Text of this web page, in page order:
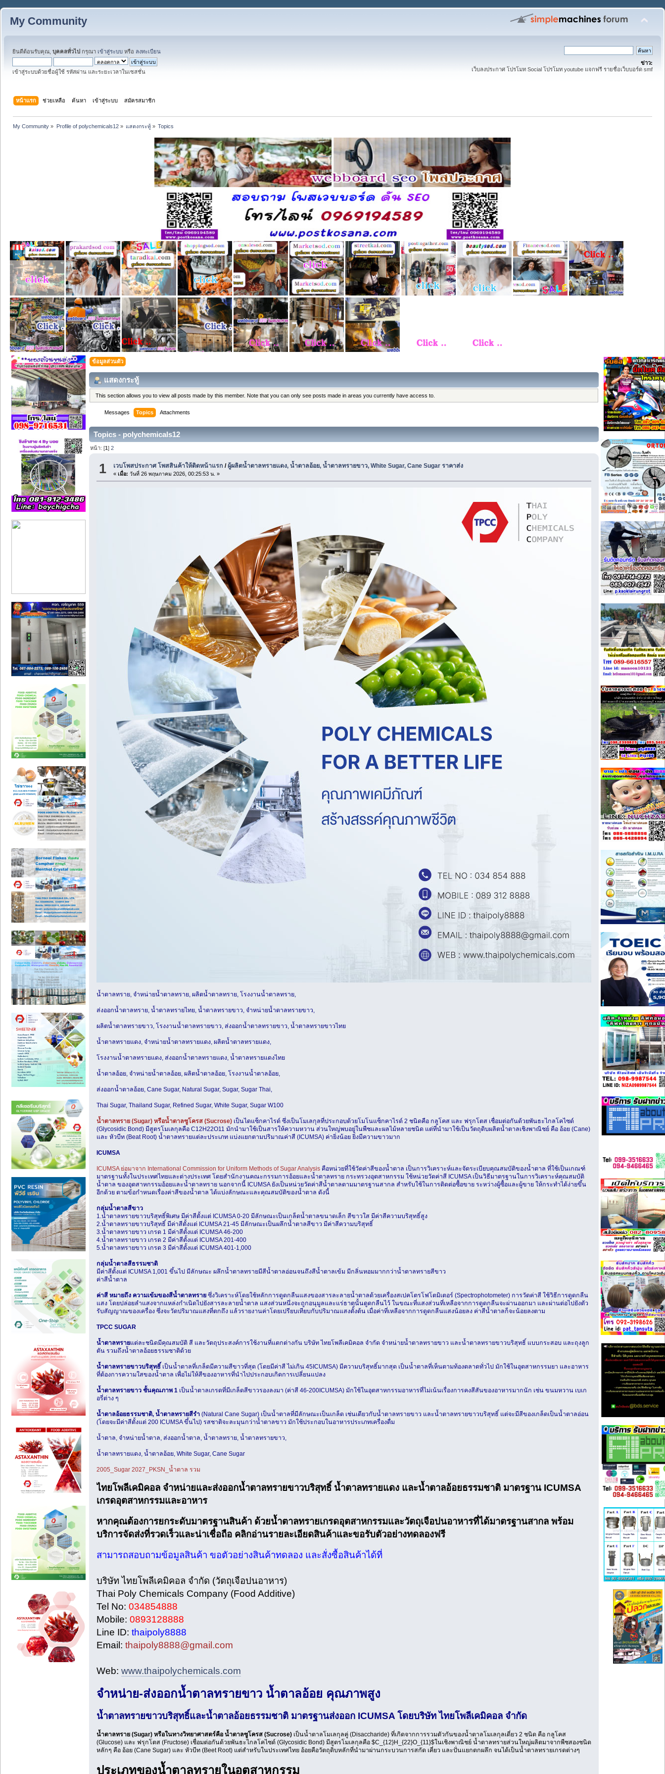
My Community
ยินดีต้อนรับคุณ, บุคคลทั่วไป กรุณา เข้าสู่ระบบ หรือ ลงทะเบียน
เข้าสู่ระบบด้วยชื่อผู้ใช้ รหัสผ่าน และระยะเวลาในเซสชั่น
ข่าว:
เว็บลงประกาศ โปรโมท Social โปรโมท youtube แจกฟรี รายชื่อเว็บบอร์ด smf
หน้าแรก ช่วยเหลือ ค้นหา เข้าสู่ระบบ สมัครสมาชิก
My Community » Profile of polychemicals12» แสดงกระทู้» Topics
ข้อมูลส่วนตัว
แสดงกระทู้
This section allows you to view all posts made by this member. Note that you can only see posts made in areas you currently have access to.
Messages Topics Attachments
Topics - polychemicals12
หน้า: [1]2
1 เวบโพสประกาศ โพสสินค้าให้ติดหน้าแรก /ผู้ผลิตน้ำตาลทรายแดง, น้ำตาลอ้อย, น้ำตาลทรายขาว, White Sugar, Cane Sugar ราคาส่ง
«เมื่อ: วันที่ 26 พฤษภาคม 2026, 00:25:53 น. »
น้ำตาลทราย, จำหน่ายน้ำตาลทราย, ผลิตน้ำตาลทราย, โรงงานน้ำตาลทราย,
ส่งออกน้ำตาลทราย, น้ำตาลทรายไทย, น้ำตาลทรายขาว, จำหน่ายน้ำตาลทรายขาว,
ผลิตน้ำตาลทรายขาว, โรงงานน้ำตาลทรายขาว, ส่งออกน้ำตาลทรายขาว, น้ำตาลทรายขาวไทย
น้ำตาลทรายแดง, จำหน่ายน้ำตาลทรายแดง, ผลิตน้ำตาลทรายแดง,
โรงงานน้ำตาลทรายแดง, ส่งออกน้ำตาลทรายแดง, น้ำตาลทรายแดงไทย
น้ำตาลอ้อย, จำหน่ายน้ำตาลอ้อย, ผลิตน้ำตาลอ้อย, โรงงานน้ำตาลอ้อย,
ส่งออกน้ำตาลอ้อย, Cane Sugar, Natural Sugar, Sugar, Sugar Thai,
Thai Sugar, Thailand Sugar, Refined Sugar, White Sugar, Sugar W100
น้ำตาลทราย (Sugar) หรือน้ำตาลซูโครส (Sucrose)เป็นไดแซ็กคาไรด์ ซึ่งเป็นโมเลกุลที่ประกอบด้วยโมโนแซ็กคาไรด์ 2 ชนิดคือ กลูโคส และ ฟรุกโตส เชื่อมต่อกันด้วยพันธะไกลโคไซด์
(Glycosidic Bond) มีสูตรโมเลกุลคือ C12H22O11 มักนำมาใช้เป็นสารให้ความหวาน ส่วนใหญ่พบอยู่ในพืชและผลไม้หลายชนิด แต่ที่นำมาใช้เป็นวัตถุดิบผลิตน้ำตาลเชิงพาณิชย์ คือ อ้อย (Cane)
และ หัวบีท (Beat Root) น้ำตาลทรายแต่ละประเภท แบ่งแยกตามปริมาณค่าสี (ICUMSA) ค่ายิ่งน้อย ยิ่งมีความขาวมาก
ICUMSA
ICUMSA ย่อมาจาก International Commission for Uniform Methods of Sugar Analysisคือหน่วยที่ใช้วัดค่าสีของน้ำตาล เป็นการวิเคราะห์และจัดระเบียบคุณสมบัติของน้ำตาล ที่ใช้เป็นเกณฑ์
มาตรฐานทั้งในประเทศไทยและต่างประเทศ โดยสำนักงานคณะกรรมการอ้อยและน้ำตาลทราย กระทรวงอุตสาหกรรม ใช้หน่วยวัดค่าสี ICUMSA เป็นวิธีมาตรฐานในการวิเคราะห์คุณสมบัติ
น้ำตาล ของอุตสาหกรรมอ้อยและน้ำตาลทราย นอกจากนี้ ICUMSA ยังเป็นหน่วยวัดค่าสีน้ำตาลตามมาตรฐานสากล สำหรับใช้ในการติดต่อซื้อขาย ระหว่างผู้ซื้อและผู้ขาย ให้กระทำได้ง่ายขึ้น
อีกด้วย ตามข้อกำหนดเรื่องค่าสีของน้ำตาล ได้แบ่งลักษณะและคุณสมบัติของน้ำตาล ดังนี้
กลุ่มน้ำตาลสีขาว
1.น้ำตาลทรายขาวบริสุทธิ์พิเศษ มีค่าสีตั้งแต่ ICUMSA 0-20 มีลักษณะเป็นเกล็ดน้ำตาลขนาดเล็ก สีขาวใส มีค่าสีความบริสุทธิ์สูง
2.น้ำตาลทรายขาวบริสุทธิ์ มีค่าสีตั้งแต่ ICUMSA 21-45 มีลักษณะเป็นผลึกน้ำตาลสีขาว มีค่าสีความบริสุทธิ์
3.น้ำตาลทรายขาว เกรด 1 มีค่าสีตั้งแต่ ICUMSA 46-200
4.น้ำตาลทรายขาว เกรด 2 มีค่าสีตั้งแต่ ICUMSA 201-400
5.น้ำตาลทรายขาว เกรด 3 มีค่าสีตั้งแต่ ICUMSA 401-1,000
กลุ่มน้ำตาลสีธรรมชาติ
มีค่าสีตั้งแต่ ICUMSA 1,001 ขึ้นไป มีลักษณะ ผลึกน้ำตาลทรายมีสีน้ำตาลอ่อนจนถึงสีน้ำตาลเข้ม มีกลิ่นหอมมากกว่าน้ำตาลทรายสีขาว
ค่าสีน้ำตาล
ค่าสี หมายถึง ความเข้มของสีน้ำตาลทรายซึ่งวิเคราะห์โดยใช้หลักการดูดกลืนแสงของสารละลายน้ำตาลด้วยเครื่องสเปคโตรโฟโตมิเตอร์ (Spectrophotometer) การวัดค่าสี ใช้วิธีการดูดกลืน
แสง โดยปล่อยลำแสงจากแหล่งกำเนิดไปยังสารละลายน้ำตาล แสงส่วนหนึ่งจะถูกอนุมูลและแร่ธาตุนั้นดูดกลืนไว้ ในขณะที่แสงส่วนที่เหลือจากการดูดกลืนจะผ่านออกมา และผ่านต่อไปยังตัว
รับสัญญาณของเครื่อง ซึ่งจะวัดปริมาณแสงที่ตกถึง แล้วรายงานค่าโดยเปรียบเทียบกับปริมาณแสงตั้งต้น เมื่อค่าที่เหลือจากการดูดกลืนแสงน้อยลง ค่าสีน้ำตาลก็จะน้อยลงตาม
TPCC SUGAR
น้ำตาลทรายแต่ละชนิดมีคุณสมบัติ สี และวัตถุประสงค์การใช้งานที่แตกต่างกัน บริษัท ไทยโพลีเคมิคอล จำกัด จำหน่ายน้ำตาลทรายขาว และน้ำตาลทรายขาวบริสุทธิ์ แบบกระสอบ และถุงลูก
ตัน รวมถึงน้ำตาลอ้อยธรรมชาติด้วย
น้ำตาลทรายขาวบริสุทธิ์เป็นน้ำตาลที่เกล็ดมีความสีขาวที่สุด (โดยมีค่าสี ไม่เกิน 45ICUMSA) มีความบริสุทธิ์มากสุด เป็นน้ำตาลที่เห็นตามท้องตลาดทั่วไป มักใช้ในอุตสาหกรรมยา และอาหาร
ที่ต้องการความใสของน้ำตาล เพื่อไม่ให้สีของอาหารที่นำไปประกอบเกิดการเปลี่ยนแปลง
น้ำตาลทรายขาว ชั้นคุณภาพ 1เป็นน้ำตาลเกรดที่มีเกล็ดสีขาวรองลงมา (ค่าสี 46-200ICUMSA) มักใช้ในอุตสาหกรรมอาหารที่ไม่เน้นเรื่องการคงสีสันของอาหารมากนัก เช่น ขนมหวาน เบเก
อรี่ต่าง ๆ
น้ำตาลอ้อยธรรมชาติ, น้ำตาลทรายสีรำ(Natural Cane Sugar) เป็นน้ำตาลที่มีลักษณะเป็นเกล็ด เช่นเดียวกับน้ำตาลทรายขาว และน้ำตาลทรายขาวบริสุทธิ์ แต่จะมีสีของเกล็ดเป็นน้ำตาลอ่อน
(โดยจะมีค่าสีตั้งแต่ 200 ICUMSA ขึ้นไป) รสชาติจะละมุนกว่าน้ำตาลขาว มักใช้ประกอบในอาหารประเภทเครื่องดื่ม
น้ำตาล, จำหน่ายน้ำตาล, ส่งออกน้ำตาล, น้ำตาลทราย, น้ำตาลทรายขาว,
น้ำตาลทรายแดง, น้ำตาลอ้อย, White Sugar, Cane Sugar
2005_Sugar 2027_PKSN_น้ำตาล รวม
ไทยโพลีเคมิคอล จำหน่ายและส่งออกน้ำตาลทรายขาวบริสุทธิ์ น้ำตาลทรายแดง และน้ำตาลอ้อยธรรมชาติ มาตรฐาน ICUMSA
เกรดอุตสาหกรรมและอาหาร
หากคุณต้องการยกระดับมาตรฐานสินค้า ด้วยน้ำตาลทรายเกรดอุตสาหกรรมและวัตถุเจือปนอาหารที่ได้มาตรฐานสากล พร้อม
บริการจัดส่งที่รวดเร็วและน่าเชื่อถือ คลิกอ่านรายละเอียดสินค้าและขอรับตัวอย่างทดลองฟรี
สามารถสอบถามข้อมูลสินค้า ขอตัวอย่างสินค้าทดลอง และสั่งซื้อสินค้าได้ที่
บริษัท ไทยโพลีเคมิคอล จำกัด (วัตถุเจือปนอาหาร)
Thai Poly Chemicals Company (Food Additive)
Tel No: 034854888
Mobile: 0893128888
Line ID: thaipoly8888
Email: thaipoly8888@gmail.com
Web: www.thaipolychemicals.com
จำหน่าย-ส่งออกน้ำตาลทรายขาว น้ำตาลอ้อย คุณภาพสูง
น้ำตาลทรายขาวบริสุทธิ์และน้ำตาลอ้อยธรรมชาติ มาตรฐานส่งออก ICUMSA โดยบริษัท ไทยโพลีเคมิคอล จำกัด
น้ำตาลทราย (Sugar) หรือในทางวิทยาศาสตร์คือ น้ำตาลซูโครส (Sucrose) เป็นน้ำตาลโมเลกุลคู่ (Disaccharide) ที่เกิดจากการรวมตัวกันของน้ำตาลโมเลกุลเดี่ยว 2 ชนิด คือ กลูโคส
(Glucose) และ ฟรุกโตส (Fructose) เชื่อมต่อกันด้วยพันธะไกลโคไซด์ (Glycosidic Bond) มีสูตรโมเลกุลคือ $C_{12}H_{22}O_{11}$ในเชิงพาณิชย์ น้ำตาลทรายส่วนใหญ่ผลิตมาจากพืชสองชนิด
หลักๆ คือ อ้อย (Cane Sugar) และ หัวบีท (Beet Root) แต่สำหรับในประเทศไทย อ้อยคือวัตถุดิบหลักที่นำมาผ่านกระบวนการสกัด เคี่ยว และปั่นแยกตกผลึก จนได้เป็นน้ำตาลทรายเกรดต่างๆ
ประเภทของน้ำตาลทรายในอุตสาหกรรม